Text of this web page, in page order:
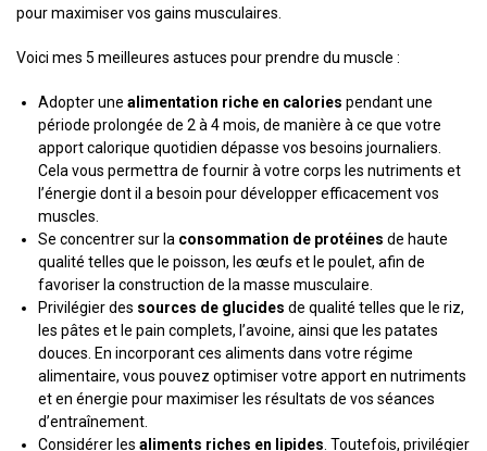
pour maximiser vos gains musculaires.
Voici mes 5 meilleures astuces pour prendre du muscle :
Adopter une alimentation riche en calories pendant une
période prolongée de 2 à 4 mois, de manière à ce que votre
apport calorique quotidien dépasse vos besoins journaliers.
Cela vous permettra de fournir à votre corps les nutriments et
l’énergie dont il a besoin pour développer efficacement vos
muscles.
Se concentrer sur la consommation de protéines de haute
qualité telles que le poisson, les œufs et le poulet, afin de
favoriser la construction de la masse musculaire.
Privilégier des sources de glucides de qualité telles que le riz,
les pâtes et le pain complets, l’avoine, ainsi que les patates
douces. En incorporant ces aliments dans votre régime
alimentaire, vous pouvez optimiser votre apport en nutriments
et en énergie pour maximiser les résultats de vos séances
d’entraînement.
Considérer les aliments riches en lipides . Toutefois, privilégier